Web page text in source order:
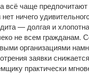
всё чаще
ничего
— долгая и
не всем гражданам.
организациями
заявки
практически